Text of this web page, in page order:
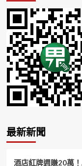
最新新聞
酒店紅牌週賺20萬